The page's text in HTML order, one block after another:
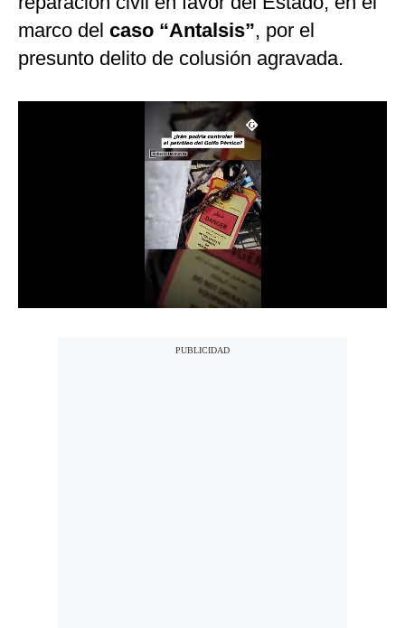
Mix
marco del caso “Antalsis”, por el
presunto delito de colusión agravada.